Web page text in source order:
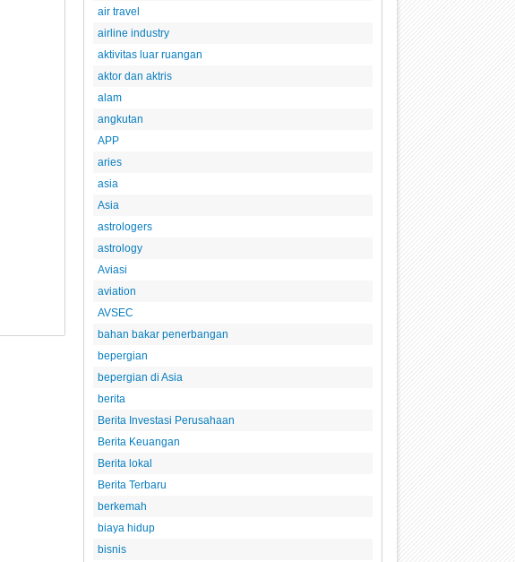
air travel
airline industry
aktivitas luar ruangan
aktor dan aktris
alam
angkutan
APP
aries
asia
Asia
astrologers
astrology
Aviasi
aviation
AVSEC
bahan bakar penerbangan
bepergian
bepergian di Asia
berita
Berita Investasi Perusahaan
Berita Keuangan
Berita lokal
Berita Terbaru
berkemah
biaya hidup
bisnis